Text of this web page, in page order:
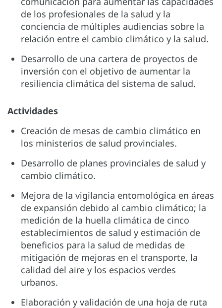
de los profesionales de la salud y la
conciencia de múltiples audiencias sobre la
relación entre el cambio climático y la salud.
Desarrollo de una cartera de proyectos de
inversión con el objetivo de aumentar la
resiliencia climática del sistema de salud.
Actividades
Creación de mesas de cambio climático en
los ministerios de salud provinciales.
Desarrollo de planes provinciales de salud y
cambio climático.
Mejora de la vigilancia entomológica en áreas
de expansión debido al cambio climático; la
medición de la huella climática de cinco
establecimientos de salud y estimación de
beneficios para la salud de medidas de
mitigación de mejoras en el transporte, la
calidad del aire y los espacios verdes
urbanos.
Elaboración y validación de una hoja de ruta